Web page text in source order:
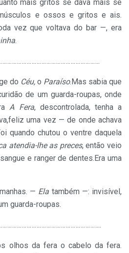
mais gritos se dava mais se
e ossos e gritos e ais.
vez que voltava do bar —, era
.
.
do Céu, o Paraíso.Mas sabia que
de um guarda-roupas, onde
A Fera, descontrolada, tenha a
uma vez — de onde achava
quando chutou o ventre daquela
atendia-lhe as preces, então veio
e ranger de dentes.Era uma
— Ela também —: invisível,
guarda-roupas.
..
olhos da fera o cabelo da fera.